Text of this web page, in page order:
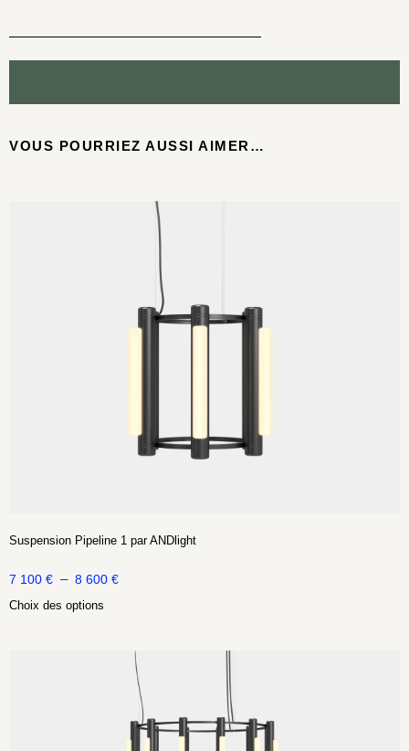
VOUS POURRIEZ AUSSI AIMER…
Suspension Pipeline 1 par ANDlight
7 100 € – 8 600 €
Choix des options